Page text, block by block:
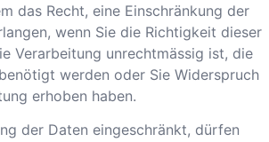
das Recht, eine Einschränkung der
wenn Sie die Richtigkeit dieser
Verarbeitung unrechtmässig ist, die
werden oder Sie Widerspruch
erhoben haben.
der Daten eingeschränkt, dürfen